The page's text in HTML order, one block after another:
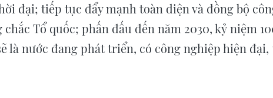
đại; tiếp tục đẩy mạnh toàn diện và đồng bộ
Tổ quốc; phấn đấu đến năm 2030, kỷ niệm
là nước đang phát triển, có công nghiệp hiện đại,